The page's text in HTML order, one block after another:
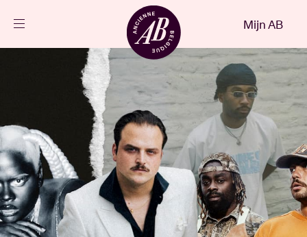
NL
Agenda
Projecten
Nieuws
Mijn AB